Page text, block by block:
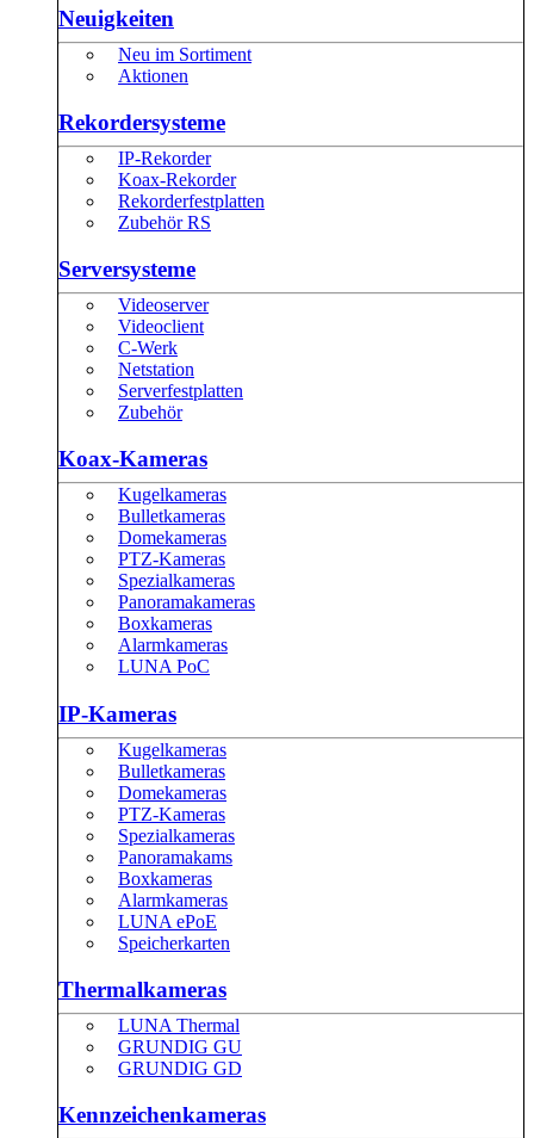
Neuigkeiten
Neu im Sortiment
Aktionen
Rekordersysteme
IP-Rekorder
Koax-Rekorder
Rekorderfestplatten
Zubehör RS
Serversysteme
Videoserver
Videoclient
C-Werk
Netstation
Serverfestplatten
Zubehör
Koax-Kameras
Kugelkameras
Bulletkameras
Domekameras
PTZ-Kameras
Spezialkameras
Panoramakameras
Boxkameras
Alarmkameras
LUNA PoC
IP-Kameras
Kugelkameras
Bulletkameras
Domekameras
PTZ-Kameras
Spezialkameras
Panoramakams
Boxkameras
Alarmkameras
LUNA ePoE
Speicherkarten
Thermalkameras
LUNA Thermal
GRUNDIG GU
GRUNDIG GD
Kennzeichenkameras